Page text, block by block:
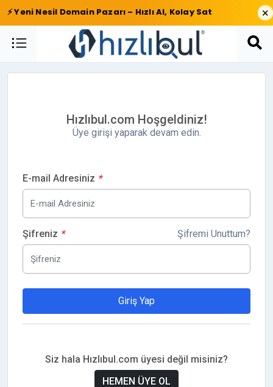
⚡ Yeni Nesil Domain Pazarı – Hızlı Al, Kolay Sat ×
Hızlıbul.com Hoşgeldiniz!
Üye girişi yaparak devam edin.
E-mail Adresiniz *
Şifremi Unuttum?
Şifreniz *
Giriş Yap
Siz hala Hızlıbul.com üyesi değil misiniz?
HEMEN ÜYE OL